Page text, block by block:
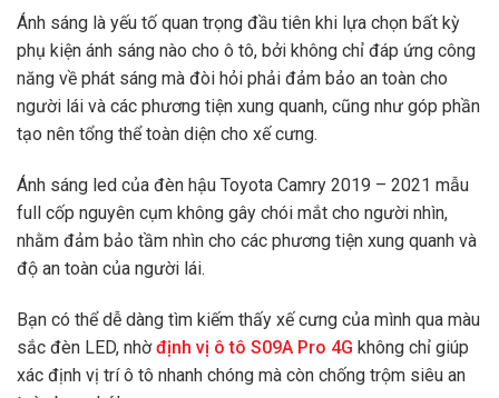
Ánh sáng là yếu tố quan trọng đầu tiên khi lựa chọn bất kỳ
phụ kiện ánh sáng nào cho ô tô, bởi không chỉ đáp ứng công
năng về phát sáng mà đòi hỏi phải đảm bảo an toàn cho
người lái và các phương tiện xung quanh, cũng như góp phần
tạo nên tổng thể toàn diện cho xế cưng.
Ánh sáng led của đèn hậu Toyota Camry 2019 – 2021 mẫu
full cốp nguyên cụm không gây chói mắt cho người nhìn,
nhằm đảm bảo tầm nhìn cho các phương tiện xung quanh và
độ an toàn của người lái.
Bạn có thể dễ dàng tìm kiếm thấy xế cưng của mình qua màu
sắc đèn LED, nhờ định vị ô tô S09A Pro 4G không chỉ giúp
xác định vị trí ô tô nhanh chóng mà còn chống trộm siêu an